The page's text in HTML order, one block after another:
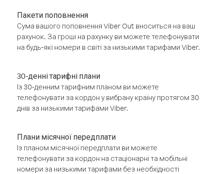
Пакети поповнення
Сума вашого поповнення Viber Out вноситься на ваш
рахунок. За гроші на рахунку ви можете телефонувати
на будь-які номери в світі за низькими тарифами Viber.
30-денні тарифні плани
Із 30-денним тарифним планом ви можете
телефонувати за кордон у вибрану країну протягом 30
днів за низькими тарифами Viber.
Плани місячної передплати
Із планом місячної передплати ви можете
телефонувати за кордон на стаціонарні та мобільні
номери за низькими тарифами без необхідності